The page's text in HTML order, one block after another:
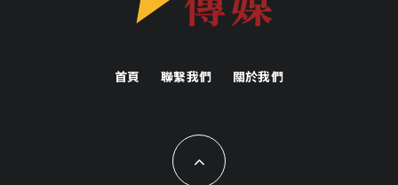
首頁 聯繫我們 關於我們